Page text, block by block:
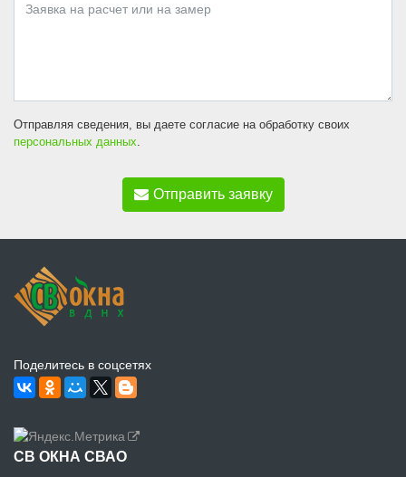
Отправляя сведения, вы даете согласие на обработку своих
персональных данных
Отправить заявку
Поделитесь в соцсетях
СВ ОКНА СВАО